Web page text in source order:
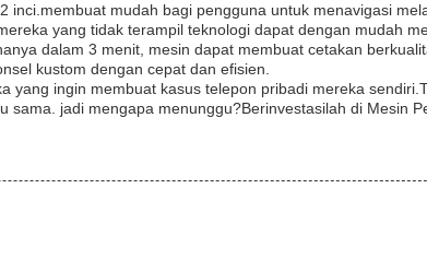
mudah bagi pengguna untuk menavigasi
yang tidak terampil teknologi dapat dengan mudah
dalam 3 menit, mesin dapat membuat cetakan
kustom dengan cepat dan efisien.
ingin membuat kasus telepon pribadi mereka
jadi mengapa menunggu?Berinvestasilah di Mesin